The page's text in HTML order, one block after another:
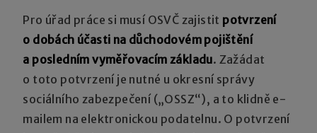
Pro úřad práce si musí OSVČ zajistit potvrzení
o dobách účasti na důchodovém pojištění
a posledním vyměřovacím základu. Zažádat
o toto potvrzení je nutné u okresní správy
sociálního zabezpečení („OSSZ“), a to klidně e-
mailem na elektronickou podatelnu. O potvrzení